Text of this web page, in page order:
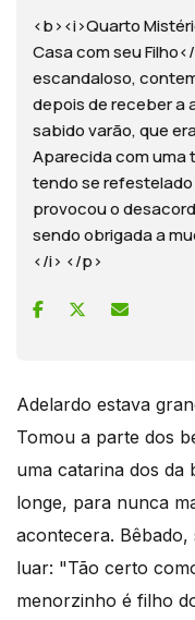
<b><i>Quarto
Casa com seu
escandaloso,
depois de receber a
sabido varão, que
Aparecida com uma
tendo se
provocou o
sendo obrigada a
</i> </p>
Adelardo estava
Tomou a parte dos
uma catarina dos
longe, para nunca
acontecera. Bêbado,
luar: "Tão certo
menorzinho é filho